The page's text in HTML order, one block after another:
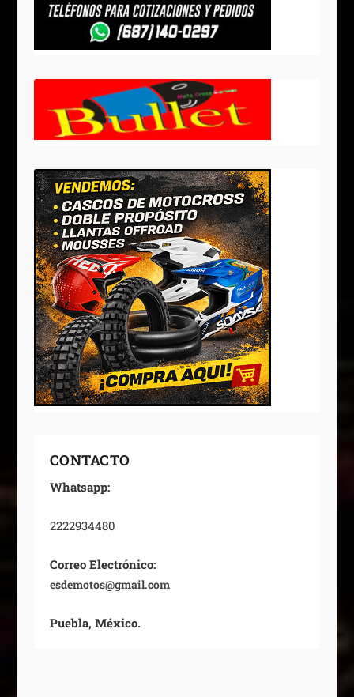
CONTACTO
Whatsapp:
2222934480
Correo Electrónico:
esdemotos@gmail.com
Puebla, México.